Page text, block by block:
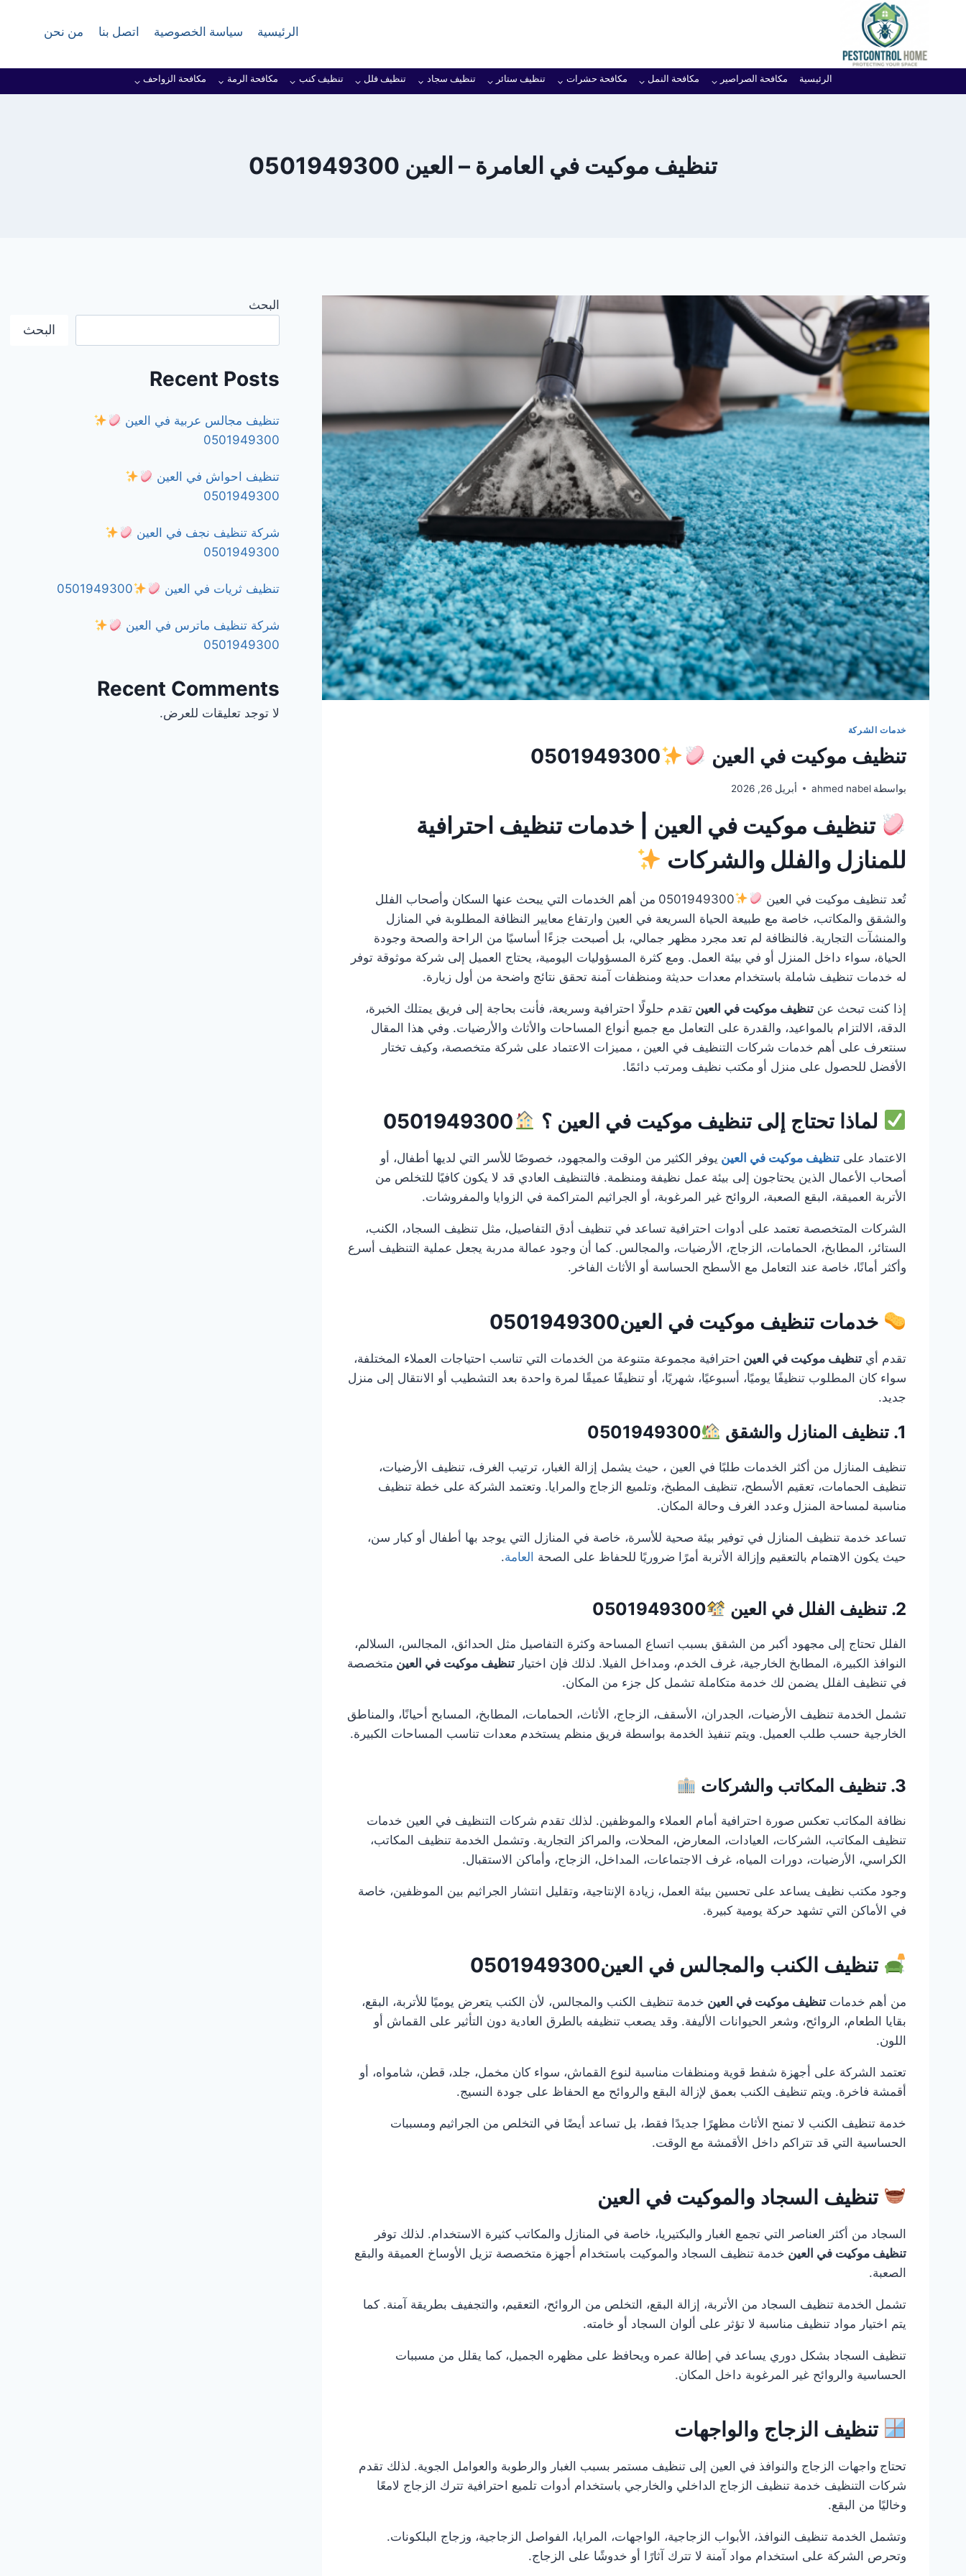
المحتوى
الرئيسية سياسة الخصوصية اتصل بنا من نحن
الرئيسية مكافحة الصراصير مكافحة النمل مكافحة حشرات تنظيف ستائر تنظيف سجاد تنظيف فلل تنظيف كنب مكافحة الرمة مكافحة الزواحف
تنظيف موكيت في العامرة – العين 0501949300
خدمات الشركة
تنظيف موكيت في العين 0501949300
بواسطة ahmed nabel أبريل 26, 2026
تنظيف موكيت في العين | خدمات تنظيف احترافية
للمنازل والفلل والشركات
تُعد تنظيف موكيت في العين 0501949300 من أهم الخدمات التي يبحث عنها السكان وأصحاب الفلل
والشقق والمكاتب، خاصة مع طبيعة الحياة السريعة في العين وارتفاع معايير النظافة المطلوبة في المنازل
والمنشآت التجارية. فالنظافة لم تعد مجرد مظهر جمالي، بل أصبحت جزءًا أساسيًا من الراحة والصحة وجودة
الحياة، سواء داخل المنزل أو في بيئة العمل. ومع كثرة المسؤوليات اليومية، يحتاج العميل إلى شركة موثوقة توفر
له خدمات تنظيف شاملة باستخدام معدات حديثة ومنظفات آمنة تحقق نتائج واضحة من أول زيارة.
إذا كنت تبحث عنتنظيف موكيت في العينتقدم حلولًا احترافية وسريعة، فأنت بحاجة إلى فريق يمتلك الخبرة،
الدقة، الالتزام بالمواعيد، والقدرة على التعامل مع جميع أنواع المساحات والأثاث والأرضيات. وفي هذا المقال
سنتعرف على أهم خدمات شركات التنظيف في العين ، مميزات الاعتماد على شركة متخصصة، وكيف تختار
الأفضل للحصول على منزل أو مكتب نظيف ومرتب دائمًا.
لماذا تحتاج إلى تنظيف موكيت في العين ؟ 0501949300
الاعتماد علىتنظيف موكيت في العين يوفر الكثير من الوقت والمجهود، خصوصًا للأسر التي لديها أطفال، أو
أصحاب الأعمال الذين يحتاجون إلى بيئة عمل نظيفة ومنظمة. فالتنظيف العادي قد لا يكون كافيًا للتخلص من
الأتربة العميقة، البقع الصعبة، الروائح غير المرغوبة، أو الجراثيم المتراكمة في الزوايا والمفروشات.
الشركات المتخصصة تعتمد على أدوات احترافية تساعد في تنظيف أدق التفاصيل، مثل تنظيف السجاد، الكنب،
الستائر، المطابخ، الحمامات، الزجاج، الأرضيات، والمجالس. كما أن وجود عمالة مدربة يجعل عملية التنظيف أسرع
وأكثر أمانًا، خاصة عند التعامل مع الأسطح الحساسة أو الأثاث الفاخر.
خدمات تنظيف موكيت في العين0501949300
تقدم أيتنظيف موكيت في العين احترافية مجموعة متنوعة من الخدمات التي تناسب احتياجات العملاء المختلفة،
سواء كان المطلوب تنظيفًا يوميًا، أسبوعيًا، شهريًا، أو تنظيفًا عميقًا لمرة واحدة بعد التشطيب أو الانتقال إلى منزل
جديد.
1. تنظيف المنازل والشقق 0501949300
تنظيف المنازل من أكثر الخدمات طلبًا في العين ، حيث يشمل إزالة الغبار، ترتيب الغرف، تنظيف الأرضيات،
تنظيف الحمامات، تعقيم الأسطح، تنظيف المطبخ، وتلميع الزجاج والمرايا. وتعتمد الشركة على خطة تنظيف
مناسبة لمساحة المنزل وعدد الغرف وحالة المكان.
تساعد خدمة تنظيف المنازل في توفير بيئة صحية للأسرة، خاصة في المنازل التي يوجد بها أطفال أو كبار سن،
حيث يكون الاهتمام بالتعقيم وإزالة الأتربة أمرًا ضروريًا للحفاظ على الصحة العامة.
2. تنظيف الفلل في العين 0501949300
الفلل تحتاج إلى مجهود أكبر من الشقق بسبب اتساع المساحة وكثرة التفاصيل مثل الحدائق، المجالس، السلالم،
النوافذ الكبيرة، المطابخ الخارجية، غرف الخدم، ومداخل الفيلا. لذلك فإن اختيارتنظيف موكيت في العين متخصصة
في تنظيف الفلل يضمن لك خدمة متكاملة تشمل كل جزء من المكان.
تشمل الخدمة تنظيف الأرضيات، الجدران، الأسقف، الزجاج، الأثاث، الحمامات، المطابخ، المسابح أحيانًا، والمناطق
الخارجية حسب طلب العميل. ويتم تنفيذ الخدمة بواسطة فريق منظم يستخدم معدات تناسب المساحات الكبيرة.
3. تنظيف المكاتب والشركات
نظافة المكاتب تعكس صورة احترافية أمام العملاء والموظفين. لذلك تقدم شركات التنظيف في العين خدمات
تنظيف المكاتب، الشركات، العيادات، المعارض، المحلات، والمراكز التجارية. وتشمل الخدمة تنظيف المكاتب،
الكراسي، الأرضيات، دورات المياه، غرف الاجتماعات، المداخل، الزجاج، وأماكن الاستقبال.
وجود مكتب نظيف يساعد على تحسين بيئة العمل، زيادة الإنتاجية، وتقليل انتشار الجراثيم بين الموظفين، خاصة
في الأماكن التي تشهد حركة يومية كبيرة.
تنظيف الكنب والمجالس في العين0501949300
من أهم خدماتتنظيف موكيت في العين خدمة تنظيف الكنب والمجالس، لأن الكنب يتعرض يوميًا للأتربة، البقع،
بقايا الطعام، الروائح، وشعر الحيوانات الأليفة. وقد يصعب تنظيفه بالطرق العادية دون التأثير على القماش أو
اللون.
تعتمد الشركة على أجهزة شفط قوية ومنظفات مناسبة لنوع القماش، سواء كان مخمل، جلد، قطن، شامواه، أو
أقمشة فاخرة. ويتم تنظيف الكنب بعمق لإزالة البقع والروائح مع الحفاظ على جودة النسيج.
خدمة تنظيف الكنب لا تمنح الأثاث مظهرًا جديدًا فقط، بل تساعد أيضًا في التخلص من الجراثيم ومسببات
الحساسية التي قد تتراكم داخل الأقمشة مع الوقت.
تنظيف السجاد والموكيت في العين
السجاد من أكثر العناصر التي تجمع الغبار والبكتيريا، خاصة في المنازل والمكاتب كثيرة الاستخدام. لذلك توفر
تنظيف موكيت في العين خدمة تنظيف السجاد والموكيت باستخدام أجهزة متخصصة تزيل الأوساخ العميقة والبقع
الصعبة.
تشمل الخدمة تنظيف السجاد من الأتربة، إزالة البقع، التخلص من الروائح، التعقيم، والتجفيف بطريقة آمنة. كما
يتم اختيار مواد تنظيف مناسبة لا تؤثر على ألوان السجاد أو خامته.
تنظيف السجاد بشكل دوري يساعد في إطالة عمره ويحافظ على مظهره الجميل، كما يقلل من مسببات
الحساسية والروائح غير المرغوبة داخل المكان.
تنظيف الزجاج والواجهات
تحتاج واجهات الزجاج والنوافذ في العين إلى تنظيف مستمر بسبب الغبار والرطوبة والعوامل الجوية. لذلك تقدم
شركات التنظيف خدمة تنظيف الزجاج الداخلي والخارجي باستخدام أدوات تلميع احترافية تترك الزجاج لامعًا
وخاليًا من البقع.
وتشمل الخدمة تنظيف النوافذ، الأبواب الزجاجية، الواجهات، المرايا، الفواصل الزجاجية، وزجاج البلكونات.
وتحرص الشركة على استخدام مواد آمنة لا تترك آثارًا أو خدوشًا على الزجاج.
البحث
البحث
Recent Posts
تنظيف مجالس عربية في العين
0501949300
تنظيف احواش في العين
0501949300
شركة تنظيف نجف في العين
0501949300
تنظيف ثريات في العين 0501949300
شركة تنظيف ماترس في العين
0501949300
Recent Comments
لا توجد تعليقات للعرض.